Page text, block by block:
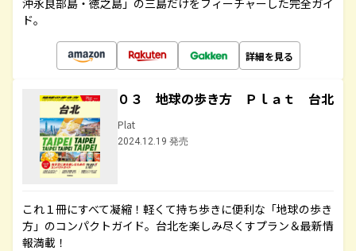
沖永良部島・徳之島」の三島だけをフィーチャーした完全ガイ
ド。
詳細を見る
０３ 地球の歩き方 Ｐｌａｔ 台北
Plat
2024.12.19 発売
これ１冊にすべて凝縮！軽くて持ち歩きに便利な「地球の歩き
方」のコンパクトガイド。台北を楽しみ尽くすプラン＆最新情
報満載！